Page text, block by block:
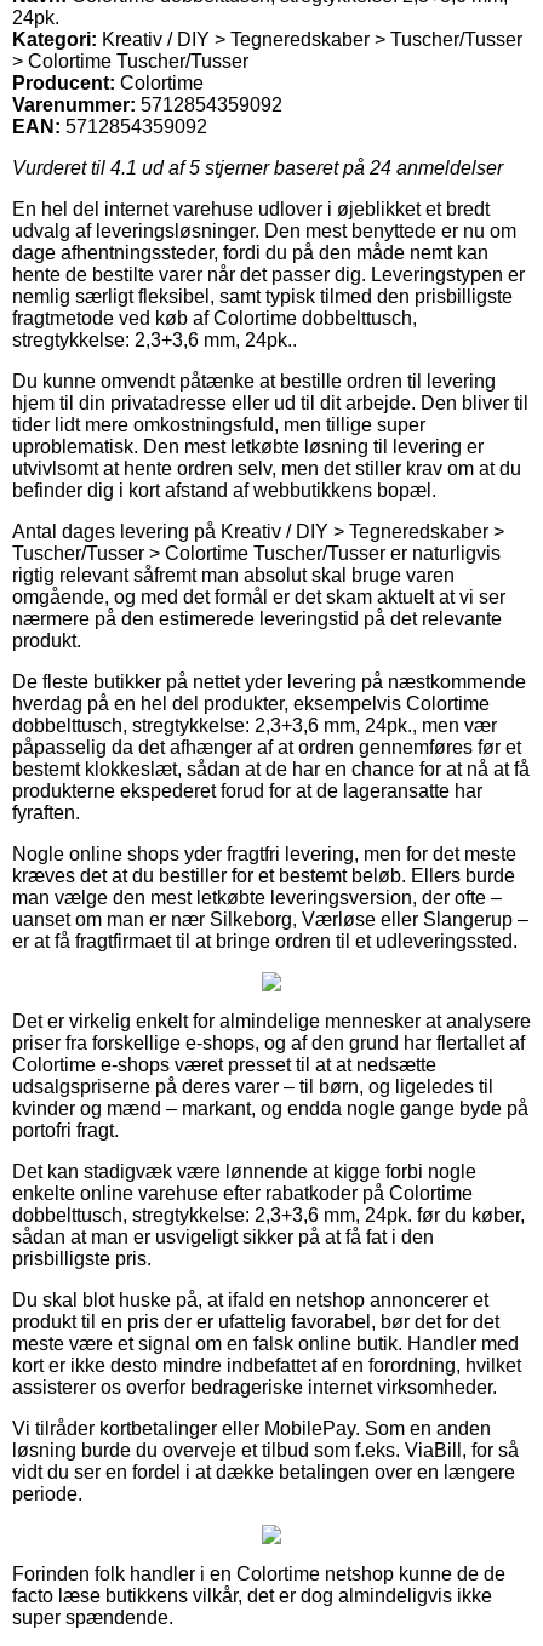
24pk.
Kategori: Kreativ / DIY > Tegneredskaber > Tuscher/Tusser
> Colortime Tuscher/Tusser
Producent: Colortime
Varenummer: 5712854359092
EAN: 5712854359092
Vurderet til 4.1 ud af 5 stjerner baseret på 24 anmeldelser
En hel del internet varehuse udlover i øjeblikket et bredt
udvalg af leveringsløsninger. Den mest benyttede er nu om
dage afhentningssteder, fordi du på den måde nemt kan
hente de bestilte varer når det passer dig. Leveringstypen er
nemlig særligt fleksibel, samt typisk tilmed den prisbilligste
fragtmetode ved køb af Colortime dobbelttusch,
stregtykkelse: 2,3+3,6 mm, 24pk..
Du kunne omvendt påtænke at bestille ordren til levering
hjem til din privatadresse eller ud til dit arbejde. Den bliver til
tider lidt mere omkostningsfuld, men tillige super
uproblematisk. Den mest letkøbte løsning til levering er
utvivlsomt at hente ordren selv, men det stiller krav om at du
befinder dig i kort afstand af webbutikkens bopæl.
Antal dages levering på Kreativ / DIY > Tegneredskaber >
Tuscher/Tusser > Colortime Tuscher/Tusser er naturligvis
rigtig relevant såfremt man absolut skal bruge varen
omgående, og med det formål er det skam aktuelt at vi ser
nærmere på den estimerede leveringstid på det relevante
produkt.
De fleste butikker på nettet yder levering på næstkommende
hverdag på en hel del produkter, eksempelvis Colortime
dobbelttusch, stregtykkelse: 2,3+3,6 mm, 24pk., men vær
påpasselig da det afhænger af at ordren gennemføres før et
bestemt klokkeslæt, sådan at de har en chance for at nå at få
produkterne ekspederet forud for at de lageransatte har
fyraften.
Nogle online shops yder fragtfri levering, men for det meste
kræves det at du bestiller for et bestemt beløb. Ellers burde
man vælge den mest letkøbte leveringsversion, der ofte –
uanset om man er nær Silkeborg, Værløse eller Slangerup –
er at få fragtfirmaet til at bringe ordren til et udleveringssted.
Det er virkelig enkelt for almindelige mennesker at analysere
priser fra forskellige e-shops, og af den grund har flertallet af
Colortime e-shops været presset til at at nedsætte
udsalgspriserne på deres varer – til børn, og ligeledes til
kvinder og mænd – markant, og endda nogle gange byde på
portofri fragt.
Det kan stadigvæk være lønnende at kigge forbi nogle
enkelte online varehuse efter rabatkoder på Colortime
dobbelttusch, stregtykkelse: 2,3+3,6 mm, 24pk. før du køber,
sådan at man er usvigeligt sikker på at få fat i den
prisbilligste pris.
Du skal blot huske på, at ifald en netshop annoncerer et
produkt til en pris der er ufattelig favorabel, bør det for det
meste være et signal om en falsk online butik. Handler med
kort er ikke desto mindre indbefattet af en forordning, hvilket
assisterer os overfor bedrageriske internet virksomheder.
Vi tilråder kortbetalinger eller MobilePay. Som en anden
løsning burde du overveje et tilbud som f.eks. ViaBill, for så
vidt du ser en fordel i at dække betalingen over en længere
periode.
Forinden folk handler i en Colortime netshop kunne de de
facto læse butikkens vilkår, det er dog almindeligvis ikke
super spændende.